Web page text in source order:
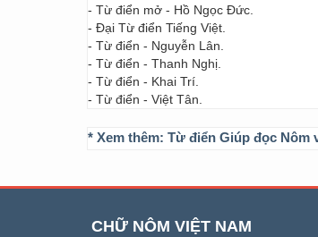
- Từ điển mở - Hồ Ngọc Đức.
- Đại Từ điển Tiếng Việt.
- Từ điển - Nguyễn Lân.
- Từ điển - Thanh Nghị.
- Từ điển - Khai Trí.
- Từ điển - Việt Tân.
* Xem thêm: Từ điển Giúp đọc Nôm
CHỮ NÔM VIỆT NAM